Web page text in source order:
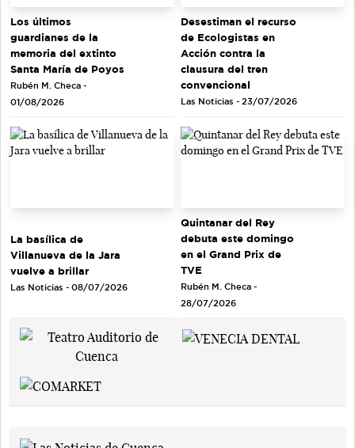
Los últimos
guardianes de la
memoria del extinto
Santa María de Poyos
Rubén M. Checa -
01/08/2026
Desestiman el recurso
de Ecologistas en
Acción contra la
clausura del tren
convencional
Las Noticias - 23/07/2026
La basílica de
Villanueva de la Jara
vuelve a brillar
Las Noticias - 08/07/2026
Quintanar del Rey
debuta este domingo
en el Grand Prix de
TVE
Rubén M. Checa -
28/07/2026